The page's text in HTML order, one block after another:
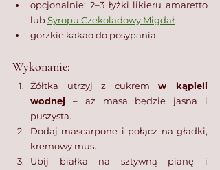
opcjonalnie: 2–3 łyżki likieru amaretto
lub Syropu Czekoladowy Migdał
gorzkie kakao do posypania
Wykonanie:
Żółtka utrzyj z cukrem w kąpieli
wodnej – aż masa będzie jasna i
puszysta.
Dodaj mascarpone i połącz na gładki,
kremowy mus.